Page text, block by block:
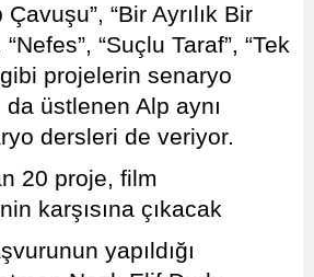
“Bir Ayrılık Bir
“Nefes”, “Suçlu Taraf”, “Tek
projelerin senaryo
da üstlenen Alp aynı
dersleri de veriyor.
20 proje, film
karşısına çıkacak
yapıldığı